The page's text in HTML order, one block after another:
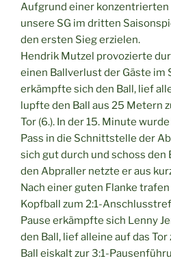
Aufgrund einer
unsere SG im dritten
den ersten Sieg erzielen.
Hendrik Mutzel provozierte
einen Ballverlust der Gäste im
erkämpfte sich den Ball, lief
lupfte den Ball aus 25 Metern
Tor (6.). In der 15. Minute
Pass in die Schnittstelle der
sich gut durch und schoss den
den Abpraller netzte er aus
Nach einer guten Flanke
Kopfball zum 2:1-
Pause erkämpfte sich Lenny
den Ball, lief alleine auf das
Ball eiskalt zur 3:1-